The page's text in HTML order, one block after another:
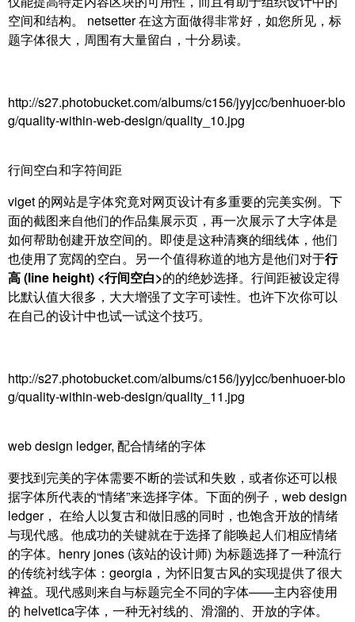
空间和结构。 netsetter 在这方面做得非常好，如您所见，标
题字体很大，周围有大量留白，十分易读。
http://s27.photobucket.com/albums/c156/jyyjcc/benhuoer-blo
g/quality-within-web-design/quality_10.jpg
行间空白和字符间距
viget 的网站是字体究竟对网页设计有多重要的完美实例。下
面的截图来自他们的作品集展示页，再一次展示了大字体是
如何帮助创建开放空间的。即使是这种清爽的细线体，他们
也使用了宽阔的空白。另一个值得称道的地方是他们对于行
高 (line height) <行间空白>的的绝妙选择。行间距被设定得
比默认值大很多，大大增强了文字可读性。也许下次你可以
在自己的设计中也试一试这个技巧。
http://s27.photobucket.com/albums/c156/jyyjcc/benhuoer-blo
g/quality-within-web-design/quality_11.jpg
web design ledger, 配合情绪的字体
要找到完美的字体需要不断的尝试和失败，或者你还可以根
据字体所代表的“情绪”来选择字体。下面的例子， web design
ledger， 在给人以复古和做旧感的同时，也饱含开放的情绪
与现代感。他成功的关键就在于选择了能唤起人们相应情绪
的字体。henry jones (该站的设计师) 为标题选择了一种流行
的传统衬线字体：georgia，为怀旧复古风的实现提供了很大
裨益。现代感则来自与标题完全不同的字体——主内容使用
的 helvetica字体，一种无衬线的、滑溜的、开放的字体。